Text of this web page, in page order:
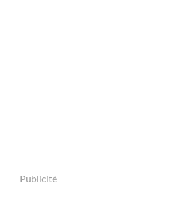
Publicité